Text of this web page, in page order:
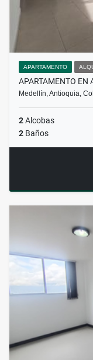
APARTAMENTO
APARTAMENTO EN
Medellín, Antioquia,
2Alcobas
2 Baños